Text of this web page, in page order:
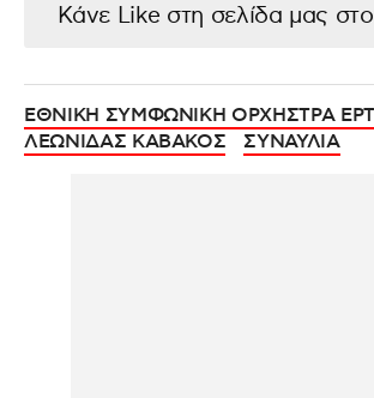
Κάνε Like στη σελίδα μας
ΕΘΝΙΚΗ ΣΥΜΦΩΝΙΚΗ ΟΡΧΗΣΤΡΑ ΕΡΤ
ΛΕΩΝΙΔΑΣ ΚΑΒΑΚΟΣ
ΣΥΝΑΥΛΙΑ